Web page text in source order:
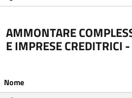
AMMONTARE
E IMPRESE CREDITRICI
Nome